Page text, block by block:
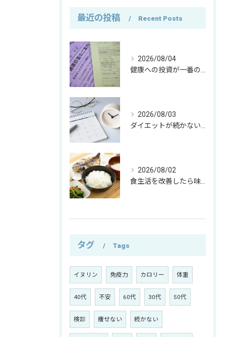
最近の投稿 Recent Posts
2026/08/04
2026/08/03
2026/08/02
タグ Tags
イヌリン 免疫力 カロリー 体重
40代 不安 60代 30代 50代
検診 痩せない 続かない